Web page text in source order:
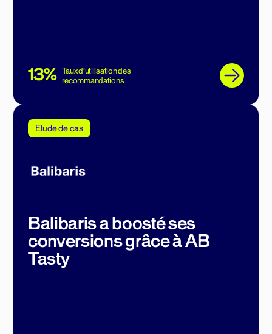
13% Taux d’utilisation des
recommandations
Etude de cas
Balibaris a boosté ses
conversions grâce à AB
Tasty